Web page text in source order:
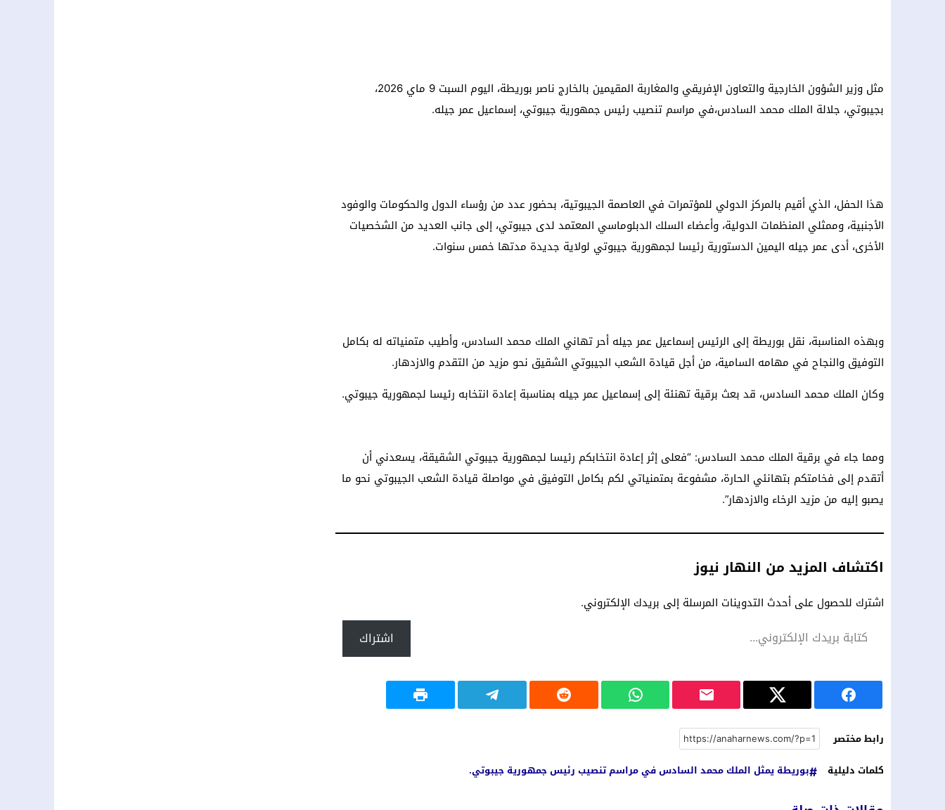
مثل وزير الشؤون الخارجية والتعاون الإفريقي والمغاربة المقيمين بالخارج ناصر بوريطة، اليوم السبت 9 ماي 2026،
بجيبوتي، جلالة الملك محمد السادس،في مراسم تنصيب رئيس جمهورية جيبوتي، إسماعيل عمر جيله.
هذا الحفل، الذي أقيم بالمركز الدولي للمؤتمرات في العاصمة الجيبوتية، بحضور عدد من رؤساء الدول والحكومات والوفود
الأجنبية، وممثلي المنظمات الدولية، وأعضاء السلك الدبلوماسي المعتمد لدى جيبوتي، إلى جانب العديد من الشخصيات
الأخرى، أدى عمر جيله اليمين الدستورية رئيسا لجمهورية جيبوتي لولاية جديدة مدتها خمس سنوات.
وبهذه المناسبة، نقل بوريطة إلى الرئيس إسماعيل عمر جيله أحر تهاني الملك محمد السادس، وأطيب متمنياته له بكامل
التوفيق والنجاح في مهامه السامية، من أجل قيادة الشعب الجيبوتي الشقيق نحو مزيد من التقدم والازدهار.
وكان الملك محمد السادس، قد بعث برقية تهنئة إلى إسماعيل عمر جيله بمناسبة إعادة انتخابه رئيسا لجمهورية جيبوتي.
ومما جاء في برقية الملك محمد السادس: “فعلى إثر إعادة انتخابكم رئيسا لجمهورية جيبوتي الشقيقة، يسعدني أن
أتقدم إلى فخامتكم بتهانئي الحارة، مشفوعة بمتمنياتي لكم بكامل التوفيق في مواصلة قيادة الشعب الجيبوتي نحو ما
يصبو إليه من مزيد الرخاء والازدهار”.
اكتشاف المزيد من النهار نيوز
اشترك للحصول على أحدث التدوينات المرسلة إلى بريدك الإلكتروني.
اشتراك
رابط مختصر
كلمات دليلية
بوريطة يمثل الملك محمد السادس في مراسم تنصيب رئيس جمهورية جيبوتي.